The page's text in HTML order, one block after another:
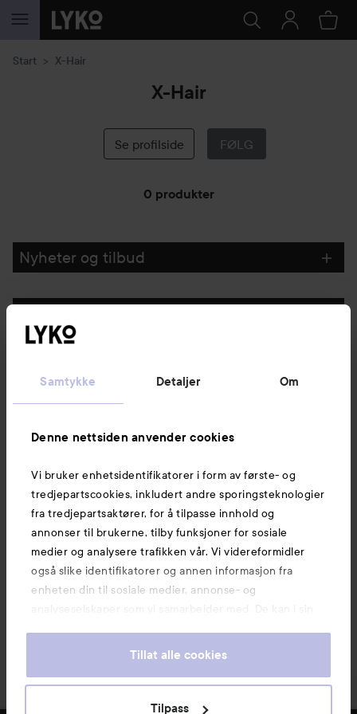
Samtykke Detaljer Om
Denne nettsiden anvender cookies
Vi bruker enhetsidentifikatorer i form av første- og
tredjepartscookies, inkludert andre sporingsteknologier
fra tredjepartsaktører, for å tilpasse innhold og
annonser til brukerne, tilby funksjoner for sosiale
medier og analysere trafikken vår. Vi videreformidler
også slike identifikatorer og annen informasjon fra
enheten din til sosiale medier, annonse- og
analyseselskaper som vi samarbeider med. De kan i sin
informasjon som du har oppgitt eller som de har samlet
våre cookies ved å fortsette å bruke nettsiden vår. For
informasjon om hvordan du kan endre innstillingene for
Tillat alle cookies
Tilpass
GÅ TIL INNHOLD
Start X-Hair
X-Hair
Se profilside FØLG
0 produkter
GÅ TIL FILTRE
Nyheter og tilbud
Også av interesse